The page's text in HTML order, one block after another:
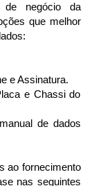
de negócio da
que melhor
e Assinatura.
e Chassi do
de dados
ao fornecimento
nas seguintes